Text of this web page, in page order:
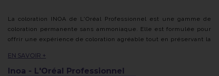
La coloration INOA de L'Oréal Professionnel est une gamme de
coloration permanente sans ammoniaque. Elle est formulée pour
offrir une expérience de coloration agréable tout en préservant la
Voici quelques caractéristiques clés de la coloration INOA :
EN SAVOIR +
Inoa - L'Oréal Professionnel